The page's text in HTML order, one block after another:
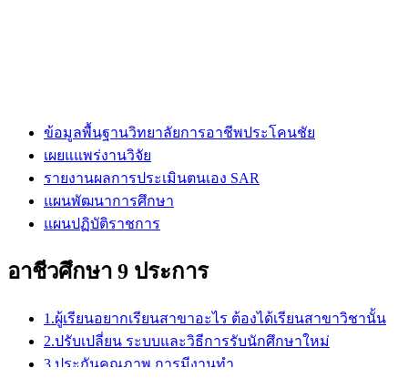
ข้อมูลพื้นฐานวิทยาลัยการอาชีพประโคนชัย
เผยแแพร่งานวิจัย
รายงานผลการประเมินตนเอง SAR
แผนพัฒนาการศึกษา
แผนปฏิบัติราชการ
อาชีวศึกษา 9 ประการ
1.ผู้เรียนอยากเรียนสาขาอะไร ต้องได้เรียนสาขาวิชานั้น
2.ปรับเปลี่ยน ระบบและวิธีการรับนักศึกษาใหม่
3.ประกันคุณภาพ การมีงานทำ